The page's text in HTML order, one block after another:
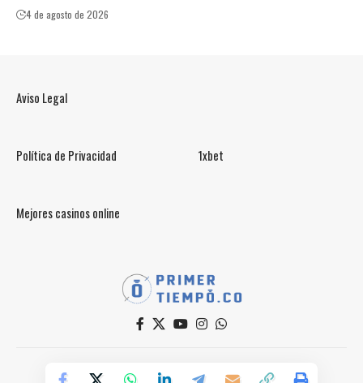
4 de agosto de 2026
Aviso Legal
Política de Privacidad 1xbet
Mejores casinos online